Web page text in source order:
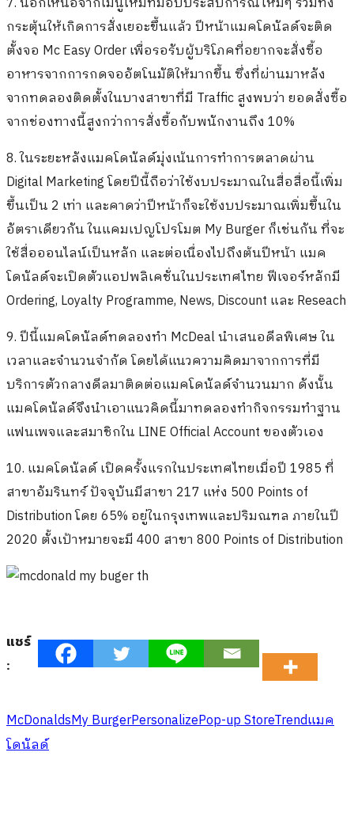
กระตุ้นให้เกิดการสั่งเยอะขึ้นแล้ว ปีหน้าแมคโดนัลด์จะติด
ตั้งจอ Mc Easy Order เพื่อรอรับผู้บริโภคที่อยากจะสั่งซื้อ
อาหารจากการกดจออัตโนมัติให้มากขึ้น ซึ่งที่ผ่านมาหลัง
จากทดลองติดตั้งในบางสาขาที่มี Traffic สูงพบว่า ยอดสั่งซื้อ
จากช่องทางนี้สูงกว่าการสั่งซื้อกับพนักงานถึง 10%
8. ในระยะหลังแมคโดนัลด์มุ่งเน้นการทำการตลาดผ่าน
Digital Marketing โดยปีนี้ถือว่าใช้งบประมาณในสื่อสื่อนี้เพิ่ม
ขึ้นเป็น 2 เท่า และคาดว่าปีหน้าก็จะใช้งบประมาณเพิ่มขึ้นใน
อัตราเดียวกัน ในแคมเปญโปรโมต My Burger ก็เช่นกัน ที่จะ
ใช้สื่อออนไลน์เป็นหลัก และต่อเนื่องไปถึงต้นปีหน้า แมค
โดนัลด์จะเปิดตัวแอปพลิเคชั่นในประเทศไทย ฟีเจอร์หลักมี
Ordering, Loyalty Programme, News, Discount และ Reseach
9. ปีนี้แมคโดนัลด์ทดลองทำ McDeal นำเสนอดีลพิเศษ ใน
เวลาและจำนวนจำกัด โดยได้แนวความคิดมาจากการที่มี
บริการตัวกลางดีลมาติดต่อแมคโดนัลด์จำนวนมาก ดังนั้น
แมคโดนัลด์จึงนำเอาแนวคิดนี้มาทดลองทำกิจกรรมทำฐาน
แฟนเพจและสมาชิกใน LINE Official Account ของตัวเอง
10. แมคโดนัลด์ เปิดครั้งแรกในประเทศไทยเมื่อปี 1985 ที่
สาขาอัมรินทร์ ปัจจุบันมีสาขา 217 แห่ง 500 Points of
Distribution โดย 65% อยู่ในกรุงเทพและปริมณฑล ภายในปี
2020 ตั้งเป้าหมายจะมี 400 สาขา 800 Points of Distribution
แชร์
:
McDonaldsMy BurgerPersonalizePop-up StoreTrendแมค
โดนัลด์